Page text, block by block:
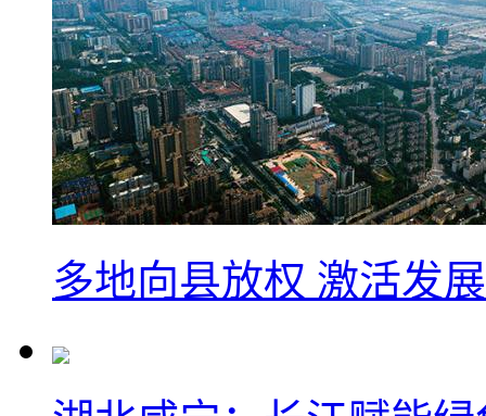
多地向县放权 激活发